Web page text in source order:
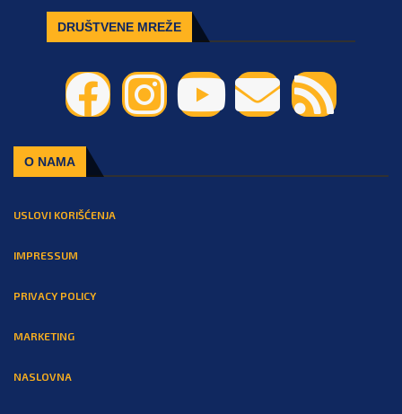
DRUŠTVENE MREŽE
O NAMA
USLOVI KORIŠĆENJA
IMPRESSUM
PRIVACY POLICY
MARKETING
NASLOVNA